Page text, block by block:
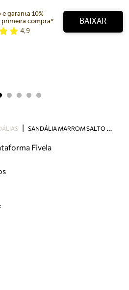
devoluções e mais.
e solicite devoluções.
e garanta 10%
primeira compra*
4,9
BAIXAR
S
ANDÁLIA MARROM SALTO PLATAFORMA FIVELA
Fivela